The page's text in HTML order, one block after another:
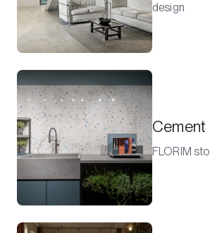
design
Cement
FLORIM